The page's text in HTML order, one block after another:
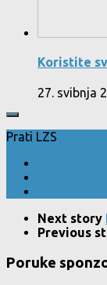
Koristite
27. svibnja
Prati LZS
Next story
Previous
Poruke